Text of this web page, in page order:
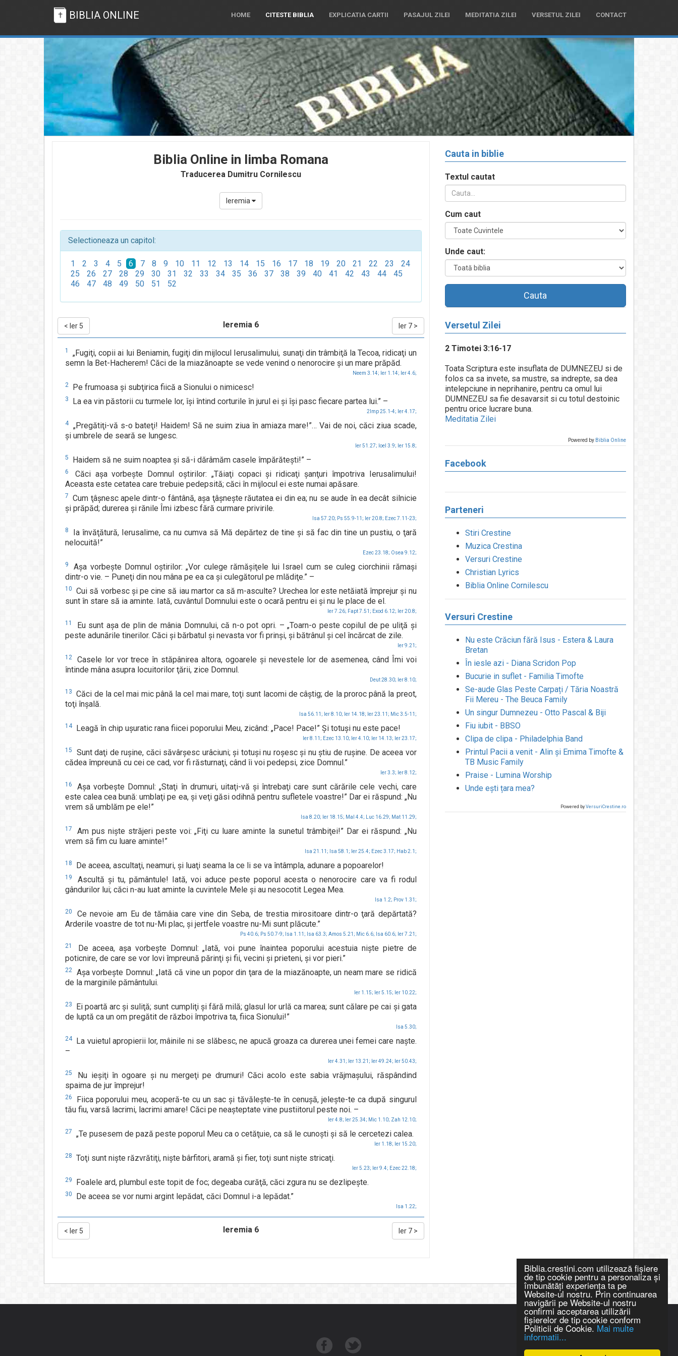
Biblia.crestini.com utilizează fişiere
de tip cookie pentru a personaliza și
îmbunătăți experiența ta pe
Website-ul nostru. Prin continuarea
navigării pe Website-ul nostru
confirmi acceptarea utilizării
fişierelor de tip cookie conform
Politicii de Cookie. Mai multe
informatii...
BIBLIA ONLINE HOME CITESTE BIBLIA EXPLICATIA CARTII PASAJUL ZILEI MEDITATIA ZILEI VERSETUL ZILEI CONTACT
Biblia Online in limba Romana
Traducerea Dumitru Cornilescu
Ieremia
Selectioneaza un capitol:
1 2 3 4 5 6 7 8 9 10 11 12 13 14 15 16 17 18 19 20 21 22 23
24
25
26 27 28 29 30 31 32 33 34 35 36 37 38 39 40 41 42 43 44
45
46
47 48 49 50 51 52
< Ier 5 Ieremia 6 Ier 7>
1
„Fugiţi, copii ai lui Beniamin, fugiţi din mijlocul Ierusalimului, sunaţi din trâmbiţă la Tecoa, ridicaţi un
semn la Bet-Hacherem! Căci de la miazănoapte se vede venind o nenorocire şi un mare prăpăd.
Neem 3.14; Ier 1.14; Ier 4.6;
2 Pe frumoasa şi subţirica fiică a Sionului o nimicesc!
3 La ea vin păstorii cu turmele lor, îşi întind corturile în jurul ei şi îşi pasc fiecare partea lui.” –
2Imp 25.1-4; Ier 4.17;
4
„Pregătiţi-vă s-o bateţi! Haidem! Să ne suim ziua în amiaza mare!”… Vai de noi, căci ziua scade,
şi umbrele de seară se lungesc.
Ier 51.27; Ioel 3.9; Ier 15.8;
5 Haidem să ne suim noaptea şi să-i dărâmăm casele împărăteşti!” –
6
Căci aşa vorbeşte Domnul oştirilor: „Tăiaţi copaci şi ridicaţi şanţuri împotriva Ierusalimului!
Aceasta este cetatea care trebuie pedepsită; căci în mijlocul ei este numai apăsare.
7
Cum ţâşnesc apele dintr-o fântână, aşa ţâşneşte răutatea ei din ea; nu se aude în ea decât silnicie
şi prăpăd; durerea şi rănile Îmi izbesc fără curmare privirile.
Isa 57.20; Ps 55.9-11; Ier 20.8; Ezec 7.11-23;
8
Ia învăţătură, Ierusalime, ca nu cumva să Mă depărtez de tine şi să fac din tine un pustiu, o ţară
nelocuită!”
Ezec 23.18; Osea 9.12;
9
Aşa vorbeşte Domnul oştirilor: „Vor culege rămăşiţele lui Israel cum se culeg ciorchinii rămaşi
dintr-o vie. – Puneţi din nou mâna pe ea ca şi culegătorul pe mlădiţe.” –
10
Cui să vorbesc şi pe cine să iau martor ca să m-asculte? Urechea lor este netăiată împrejur şi nu
sunt în stare să ia aminte. Iată, cuvântul Domnului este o ocară pentru ei şi nu le place de el.
Ier 7.26; Fapt 7.51; Exod 6.12; Ier 20.8;
11
Eu sunt aşa de plin de mânia Domnului, că n-o pot opri. – „Toarn-o peste copilul de pe uliţă şi
peste adunările tinerilor. Căci şi bărbatul şi nevasta vor fi prinşi, şi bătrânul şi cel încărcat de zile.
Ier 9.21;
12
Casele lor vor trece în stăpânirea altora, ogoarele şi nevestele lor de asemenea, când Îmi voi
întinde mâna asupra locuitorilor ţării, zice Domnul.
Deut 28.30; Ier 8.10;
13
Căci de la cel mai mic până la cel mai mare, toţi sunt lacomi de câştig; de la proroc până la preot,
toţi înşală.
Isa 56.11; Ier 8.10; Ier 14.18; Ier 23.11; Mic 3.5-11;
14 Leagă în chip uşuratic rana fiicei poporului Meu, zicând: „Pace! Pace!” Şi totuşi nu este pace!
Ier 8.11; Ezec 13.10; Ier 4.10; Ier 14.13; Ier 23.17;
15
Sunt daţi de ruşine, căci săvârşesc urâciuni; şi totuşi nu roşesc şi nu ştiu de ruşine. De aceea vor
cădea împreună cu cei ce cad, vor fi răsturnaţi, când îi voi pedepsi, zice Domnul.”
Ier 3.3; Ier 8.12;
16
Aşa vorbeşte Domnul: „Staţi în drumuri, uitaţi-vă şi întrebaţi care sunt cărările cele vechi, care
este calea cea bună: umblaţi pe ea, şi veţi găsi odihnă pentru sufletele voastre!” Dar ei răspund: „Nu
vrem să umblăm pe ele!”
Isa 8.20; Ier 18.15; Mal 4.4; Luc 16.29; Mat 11.29;
17
Am pus nişte străjeri peste voi: „Fiţi cu luare aminte la sunetul trâmbiţei!” Dar ei răspund: „Nu
vrem să fim cu luare aminte!”
Isa 21.11; Isa 58.1; Ier 25.4; Ezec 3.17; Hab 2.1;
18 De aceea, ascultaţi, neamuri, şi luaţi seama la ce li se va întâmpla, adunare a popoarelor!
19
Ascultă şi tu, pământule! Iată, voi aduce peste poporul acesta o nenorocire care va fi rodul
gândurilor lui; căci n-au luat aminte la cuvintele Mele şi au nesocotit Legea Mea.
Isa 1.2; Prov 1.31;
20
Ce nevoie am Eu de tămâia care vine din Seba, de trestia mirositoare dintr-o ţară depărtată?
Arderile voastre de tot nu-Mi plac, şi jertfele voastre nu-Mi sunt plăcute.”
Ps 40.6; Ps 50.7-9; Isa 1.11; Isa 63.3; Amos 5.21; Mic 6.6; Isa 60.6; Ier 7.21;
21
De aceea, aşa vorbeşte Domnul: „Iată, voi pune înaintea poporului acestuia nişte pietre de
poticnire, de care se vor lovi împreună părinţi şi fii, vecini şi prieteni, şi vor pieri.”
22
Aşa vorbeşte Domnul: „Iată că vine un popor din ţara de la miazănoapte, un neam mare se ridică
de la marginile pământului.
Ier 1.15; Ier 5.15; Ier 10.22;
23
Ei poartă arc şi suliţă; sunt cumpliţi şi fără milă; glasul lor urlă ca marea; sunt călare pe cai şi gata
de luptă ca un om pregătit de război împotriva ta, fiica Sionului!”
Isa 5.30;
24
La vuietul apropierii lor, mâinile ni se slăbesc, ne apucă groaza ca durerea unei femei care naşte.
–
Ier 4.31; Ier 13.21; Ier 49.24; Ier 50.43;
25
Nu ieşiţi în ogoare şi nu mergeţi pe drumuri! Căci acolo este sabia vrăjmaşului, răspândind
spaima de jur împrejur!
26
Fiica poporului meu, acoperă-te cu un sac şi tăvăleşte-te în cenuşă, jeleşte-te ca după singurul
tău fiu, varsă lacrimi, lacrimi amare! Căci pe neaşteptate vine pustiitorul peste noi. –
Ier 4.8; Ier 25.34; Mic 1.10; Zah 12.10;
27 „Te pusesem de pază peste poporul Meu ca o cetăţuie, ca să le cunoşti şi să le cercetezi calea.
Ier 1.18; Ier 15.20;
28 Toţi sunt nişte răzvrătiţi, nişte bârfitori, aramă şi fier, toţi sunt nişte stricaţi.
Ier 5.23; Ier 9.4; Ezec 22.18;
29 Foalele ard, plumbul este topit de foc; degeaba curăţă, căci zgura nu se dezlipeşte.
30 De aceea se vor numi argint lepădat, căci Domnul i-a lepădat.”
Isa 1.22;
< Ier 5 Ieremia 6 Ier 7>
Cauta in biblie
Textul cautat
Cum caut
Unde caut:
Cauta
Versetul Zilei
2 Timotei 3:16-17
Toata Scriptura este insuflata de DUMNEZEU si de
folos ca sa invete, sa mustre, sa indrepte, sa dea
intelepciune in neprihanire, pentru ca omul lui
DUMNEZEU sa fie desavarsit si cu totul destoinic
pentru orice lucrare buna.
Meditatia Zilei
Powered by Biblia Online
Facebook
Parteneri
Stiri Crestine
Muzica Crestina
Versuri Crestine
Christian Lyrics
Biblia Online Cornilescu
Versuri Crestine
Nu este Crăciun fără Isus - Estera & Laura
Bretan
În iesle azi - Diana Scridon Pop
Bucurie in suflet - Familia Timofte
Se-aude Glas Peste Carpați / Tăria Noastră
Fii Mereu - The Beuca Family
Un singur Dumnezeu - Otto Pascal & Biji
Fiu iubit - BBSO
Clipa de clipa - Philadelphia Band
Printul Pacii a venit - Alin și Emima Timofte &
TB Music Family
Praise - Lumina Worship
Unde ești țara mea?
Powered by VersuriCrestine.ro